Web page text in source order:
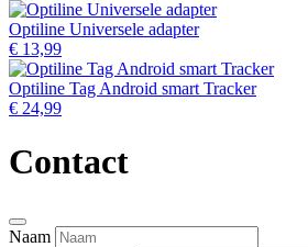
Optiline Universele adapter
€ 13,99
Optiline Tag Android smart Tracker
€ 24,99
Contact
Naam